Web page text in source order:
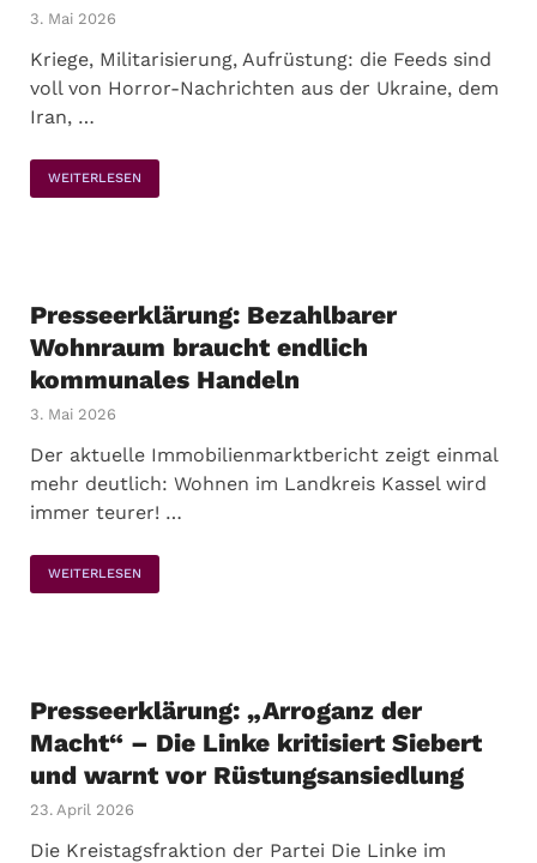
3. Mai 2026
Kriege, Militarisierung, Aufrüstung: die Feeds sind
voll von Horror-Nachrichten aus der Ukraine, dem
Iran, …
WEITERLESEN
Presseerklärung: Bezahlbarer
Wohnraum braucht endlich
kommunales Handeln
3. Mai 2026
Der aktuelle Immobilienmarktbericht zeigt einmal
mehr deutlich: Wohnen im Landkreis Kassel wird
immer teurer! …
WEITERLESEN
Presseerklärung: „Arroganz der
Macht“ – Die Linke kritisiert Siebert
und warnt vor Rüstungsansiedlung
23. April 2026
Die Kreistagsfraktion der Partei Die Linke im